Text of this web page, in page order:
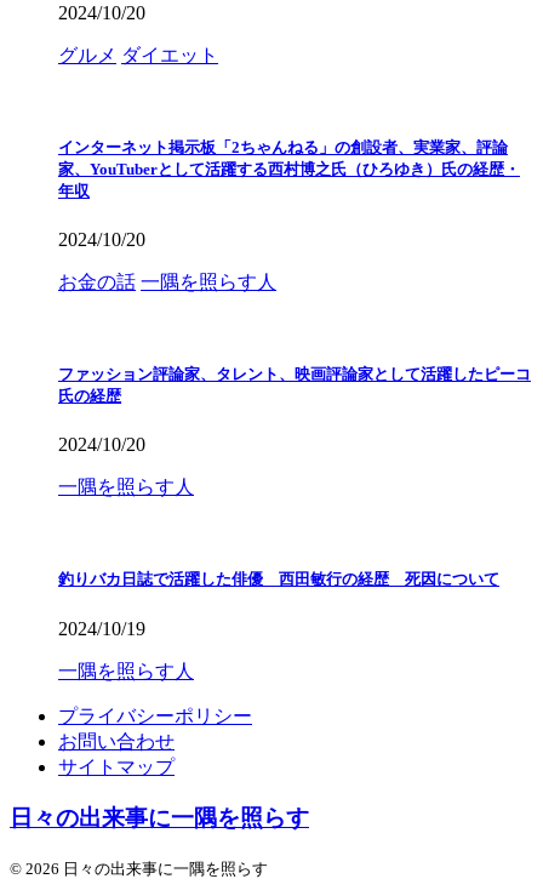
2024/10/20
グルメ ダイエット
インターネット掲示板「2ちゃんねる」の創設者、実業家、評論
家、YouTuberとして活躍する西村博之氏（ひろゆき）氏の経歴・
年収
2024/10/20
お金の話 一隅を照らす人
ファッション評論家、タレント、映画評論家として活躍したピーコ
氏の経歴
2024/10/20
一隅を照らす人
釣りバカ日誌で活躍した俳優 西田敏行の経歴 死因について
2024/10/19
一隅を照らす人
プライバシーポリシー
お問い合わせ
サイトマップ
日々の出来事に一隅を照らす
© 2026 日々の出来事に一隅を照らす